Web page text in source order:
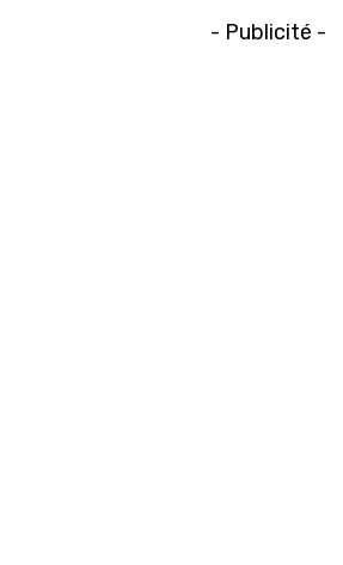
- Publicité -